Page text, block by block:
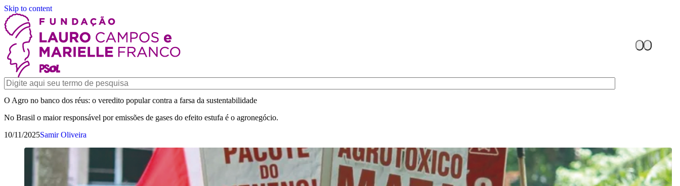
Skip to content
O Agro no banco dos réus: o veredito popular contra a farsa da sustentabilidade
No Brasil o maior responsável por emissões de gases do efeito estufa é o agronegócio.
10/11/2025Samir Oliveira